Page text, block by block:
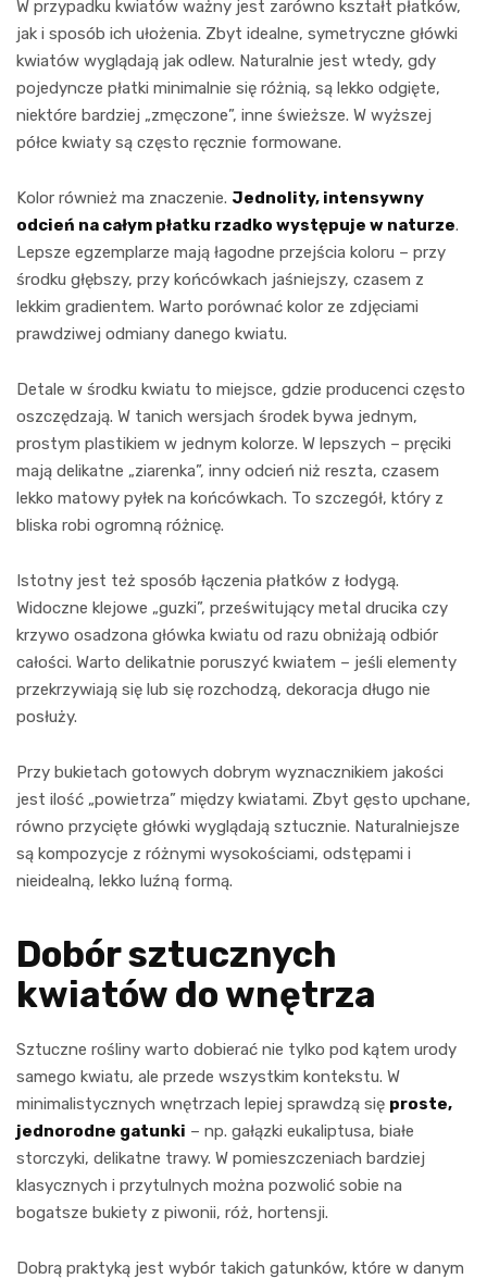
W przypadku kwiatów ważny jest zarówno kształt płatków,
jak i sposób ich ułożenia. Zbyt idealne, symetryczne główki
kwiatów wyglądają jak odlew. Naturalnie jest wtedy, gdy
pojedyncze płatki minimalnie się różnią, są lekko odgięte,
niektóre bardziej „zmęczone”, inne świeższe. W wyższej
półce kwiaty są często ręcznie formowane.
Kolor również ma znaczenie. Jednolity, intensywny
odcień na całym płatku rzadko występuje w naturze.
Lepsze egzemplarze mają łagodne przejścia koloru – przy
środku głębszy, przy końcówkach jaśniejszy, czasem z
lekkim gradientem. Warto porównać kolor ze zdjęciami
prawdziwej odmiany danego kwiatu.
Detale w środku kwiatu to miejsce, gdzie producenci często
oszczędzają. W tanich wersjach środek bywa jednym,
prostym plastikiem w jednym kolorze. W lepszych – pręciki
mają delikatne „ziarenka”, inny odcień niż reszta, czasem
lekko matowy pyłek na końcówkach. To szczegół, który z
bliska robi ogromną różnicę.
Istotny jest też sposób łączenia płatków z łodygą.
Widoczne klejowe „guzki”, prześwitujący metal drucika czy
krzywo osadzona główka kwiatu od razu obniżają odbiór
całości. Warto delikatnie poruszyć kwiatem – jeśli elementy
przekrzywiają się lub się rozchodzą, dekoracja długo nie
posłuży.
Przy bukietach gotowych dobrym wyznacznikiem jakości
jest ilość „powietrza” między kwiatami. Zbyt gęsto upchane,
równo przycięte główki wyglądają sztucznie. Naturalniejsze
są kompozycje z różnymi wysokościami, odstępami i
nieidealną, lekko luźną formą.
Dobór sztucznych
kwiatów do wnętrza
Sztuczne rośliny warto dobierać nie tylko pod kątem urody
samego kwiatu, ale przede wszystkim kontekstu. W
minimalistycznych wnętrzach lepiej sprawdzą się proste,
jednorodne gatunki – np. gałązki eukaliptusa, białe
storczyki, delikatne trawy. W pomieszczeniach bardziej
klasycznych i przytulnych można pozwolić sobie na
bogatsze bukiety z piwonii, róż, hortensji.
Dobrą praktyką jest wybór takich gatunków, które w danym